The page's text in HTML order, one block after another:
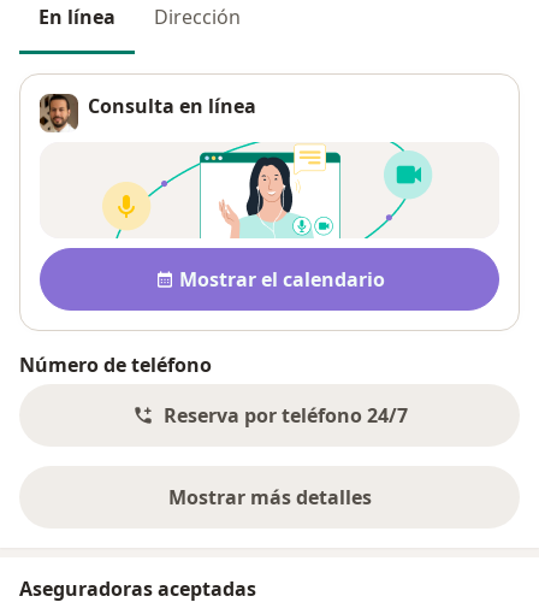
En línea Dirección
Consulta en línea
Disponibilidad
Mostrar el calendario
Número de teléfono
Reserva por teléfono 24/7
Mostrar más detalles
sobre la dirección
Aseguradoras aceptadas